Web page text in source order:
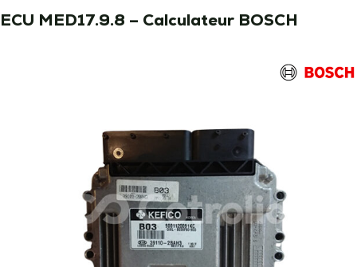
ECU MED17.9.8 – Calculateur BOSCH